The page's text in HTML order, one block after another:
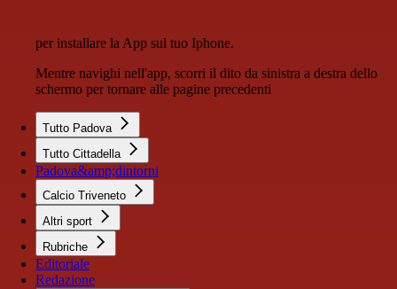
per installare la App sul tuo Iphone.
Mentre navighi nell'app, scorri il dito da sinistra a destra dello
schermo per tornare alle pagine precedenti
Tutto Padova
Tutto Cittadella
Padova&amp;dintorni
Calcio Triveneto
Altri sport
Rubriche
Editoriale
Redazione